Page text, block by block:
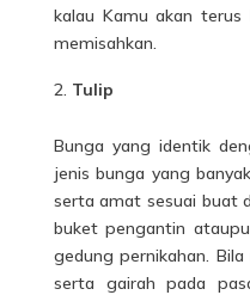
kalau Kamu akan
memisahkan.
Tulip
Bunga yang identik
jenis bunga yang
serta amat sesuai buat
buket pengantin
gedung pernikahan.
serta gairah pada